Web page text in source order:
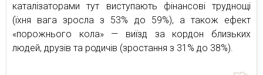
каталізаторами тут виступають фінансові труднощі
(їхня вага зросла з 53% до 59%), а також ефект
«порожнього кола» — виїзд за кордон близьких
людей, друзів та родичів (зростання з 31% до 38%).